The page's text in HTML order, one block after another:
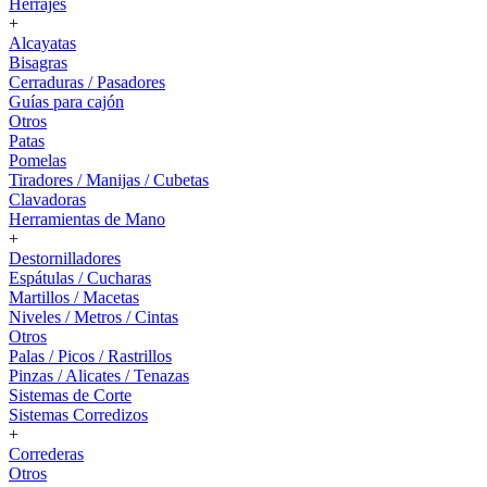
Herrajes
+
Alcayatas
Bisagras
Cerraduras / Pasadores
Guías para cajón
Otros
Patas
Pomelas
Tiradores / Manijas / Cubetas
Clavadoras
Herramientas de Mano
+
Destornilladores
Espátulas / Cucharas
Martillos / Macetas
Niveles / Metros / Cintas
Otros
Palas / Picos / Rastrillos
Pinzas / Alicates / Tenazas
Sistemas de Corte
Sistemas Corredizos
+
Correderas
Otros